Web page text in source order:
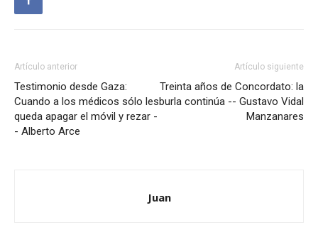
Artículo anterior
Testimonio desde Gaza:
Cuando a los médicos sólo les
queda apagar el móvil y rezar -
- Alberto Arce
Artículo siguiente
Treinta años de Concordato: la
burla continúa -- Gustavo Vidal
Manzanares
Juan